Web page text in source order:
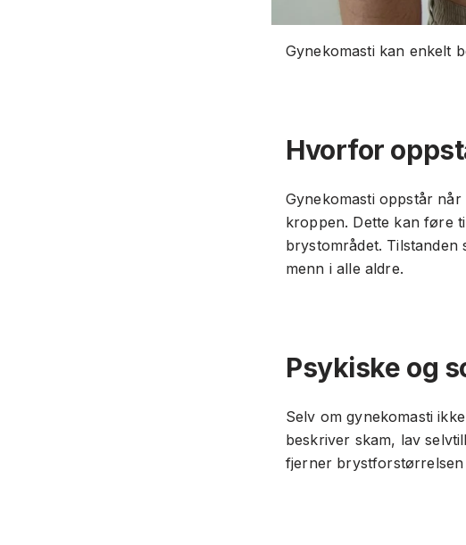
Gynekomasti kan enkelt
Hvorfor
Gynekomasti oppstår
kroppen. Dette kan føre
brystområdet. Tilstanden
menn i alle aldre.
Psykiske og
Selv om gynekomasti
beskriver skam, lav
fjerner brystforstørrelsen